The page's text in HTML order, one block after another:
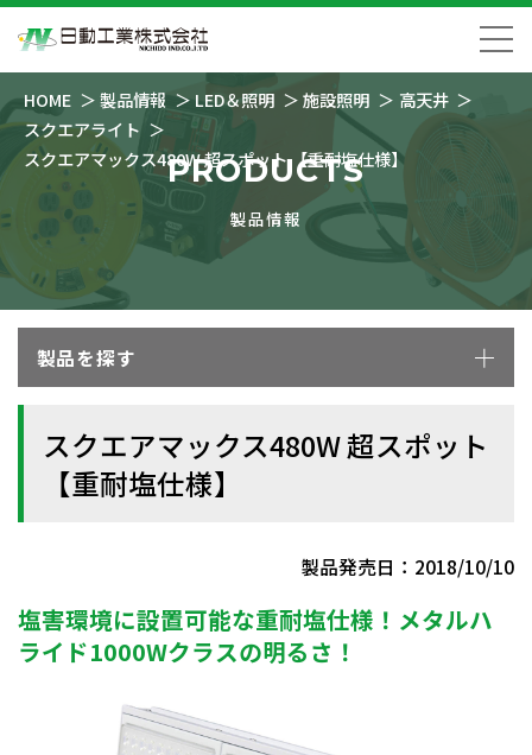
HOME 製品情報 LED＆照明 施設照明
高天井
スクエアライト
スクエアマックス480W 超スポット 【重耐塩仕様】
PRODUCTS
製品情報
製品を探す
スクエアマックス480W 超スポット
【重耐塩仕様】
製品発売日：2018/10/10
塩害環境に設置可能な重耐塩仕様！メタルハ
ライド1000Wクラスの明るさ！